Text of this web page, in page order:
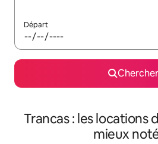
Départ
Chercher
Trancas : les locations
mieux